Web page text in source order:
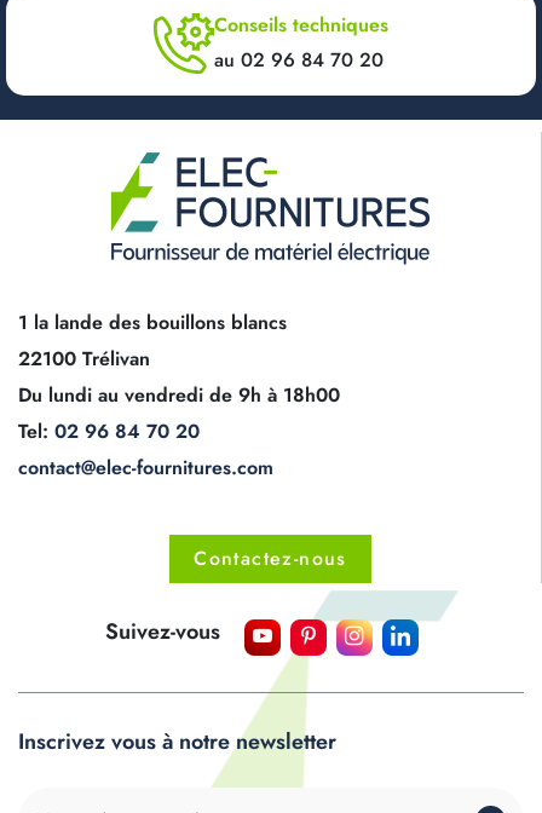
Conseils techniques
au 02 96 84 70 20
1 la lande des bouillons blancs
22100 Trélivan
Du lundi au vendredi de 9h à 18h00
Tel: 02 96 84 70 20
contact@elec-fournitures.com
Contactez-nous
Suivez-vous
Inscrivez vous à notre newsletter